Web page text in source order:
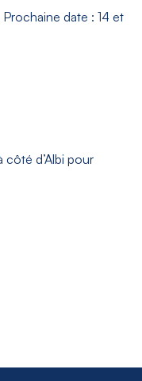
date : 14 et
d’Albi pour